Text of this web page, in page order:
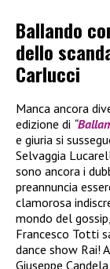
Ballando
dello
Carlucci
Manca ancora
edizione di “
e giuria si
Selvaggia
sono ancora i
preannuncia
clamorosa
mondo del
Francesco Totti
dance show Rai!
Giuseppe